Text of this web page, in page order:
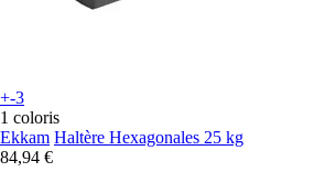
+-3
1 coloris
Ekkam Haltère Hexagonales 25 kg
84,94 €